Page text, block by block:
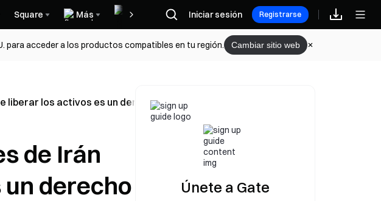
Square Más Recompensas
Iniciar sesión Registrarse
para acceder a los productos compatibles en tu región. Cambiar sitio web
los activos es un derecho legal, no un favor de EE. UU., el 11 de mayo
de Irán
derecho
Únete a Gate